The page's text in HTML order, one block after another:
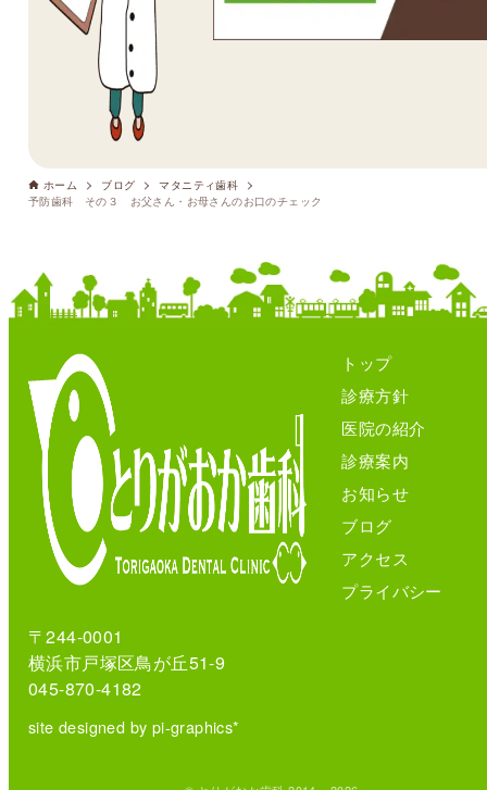
ホーム ブログ
マタニティ歯科
予防歯科 その３ お父さん・お母さんのお口のチェック
〒244-0001
横浜市戸塚区鳥が丘51-9
045-870-4182
site designed by pi-graphics*
トップ
診療方針
医院の紹介
診療案内
お知らせ
ブログ
アクセス
プライバシー